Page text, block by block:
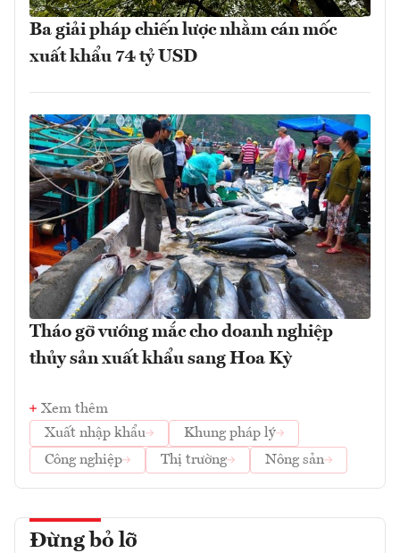
Ba giải pháp chiến lược nhằm cán mốc
xuất khẩu 74 tỷ USD
Tháo gỡ vướng mắc cho doanh nghiệp
thủy sản xuất khẩu sang Hoa Kỳ
Xem thêm
Xuất nhập khẩu
Khung pháp lý
Công nghiệp
Thị trường Nông sản
Đừng bỏ lỡ